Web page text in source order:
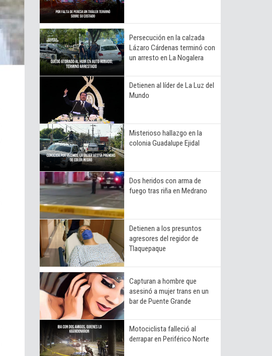
Persecución en la calzada
Lázaro Cárdenas terminó con
un arresto en La Nogalera
Detienen al líder de La Luz del
Mundo
Misterioso hallazgo en la
colonia Guadalupe Ejidal
Dos heridos con arma de
fuego tras riña en Medrano
Detienen a los presuntos
agresores del regidor de
Tlaquepaque
Capturan a hombre que
asesinó a mujer trans en un
bar de Puente Grande
Motociclista falleció al
derrapar en Periférico Norte